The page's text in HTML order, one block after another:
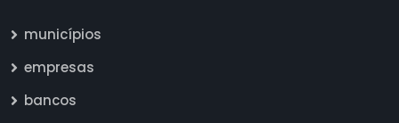
municípios
empresas
bancos